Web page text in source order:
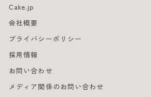
Cake.jp
会社概要
プライバシーポリシー
採用情報
お問い合わせ
メディア関係のお問い合わせ